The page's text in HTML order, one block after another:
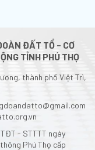
ĐẤT TỔ - CƠ
TỈNH PHÚ THỌ
thành phố Việt Trì,
- STTTT ngày
Phú Thọ cấp